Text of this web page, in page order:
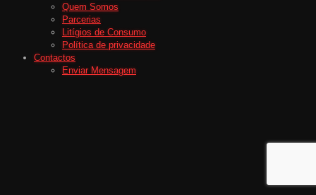
Quem Somos
Parcerias
Litígios de Consumo
Política de privacidade
Contactos
Enviar Mensagem